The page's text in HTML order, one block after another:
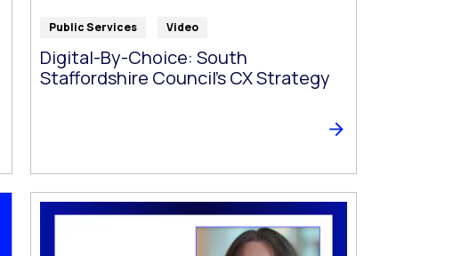
Public Services Video
Digital-By-Choice: South
Staffordshire Council’s CX Strategy